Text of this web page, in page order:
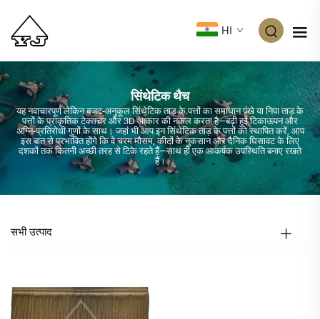
HI
सिंथेटिक थैच
यह नवाचारपूर्ण लेकिन बजट-अनुकूल सिंथेटिक ताड़ के पत्तों का समाधान पंखे या निपा ताड़ के
पत्तों के प्राकृतिक टेक्सचर और 3D आकार की नकल करता है—बढ़ी हुई टिकाऊपन और
अग्नि-प्रतिरोधी गुणों के साथ। जहां भी आप इन सिंथेटिक ताड़ के पत्तों को स्थापित करें, आप
इस बात से प्रभावित होंगे कि वे चरम मौसम, कीटों के नुकसान और दैनिक घिसावट के लिए
दशकों तक कितनी अच्छी तरह से टिके रहते हैं—साथ ही एक आकर्षक उपस्थिति बनाए रखते
हैं।
सभी उत्पाद